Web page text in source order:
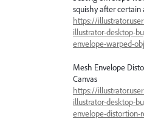
squishy after
https://
illustrator-desktop-
envelope-warped-
Mesh Envelope
Canvas
https://
illustrator-desktop-
envelope-distortion-